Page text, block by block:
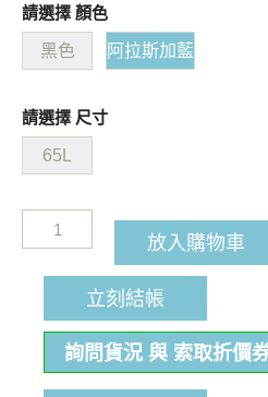
請選擇 顏色
黑色 阿拉斯加藍
請選擇 尺寸
65L
放入購物車
立刻結帳
詢問貨況 與 索取折價